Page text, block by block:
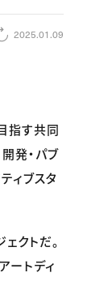
2025.01.09
指す共同
発・パブ
ィブスタ
クトだ。
ートディ